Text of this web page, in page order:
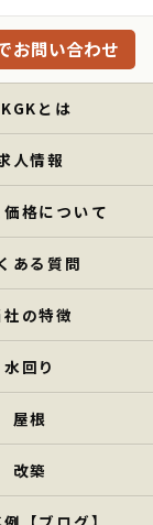
お問い合わせ
とは
人情報
格について
ある質問
社の特徴
水回り
屋根
改築